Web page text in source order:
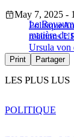
Le
matière de
May 7, 2025 -
Politique
relations
Ursula von
Print Partager
LES PLUS LUS
POLITIQUE